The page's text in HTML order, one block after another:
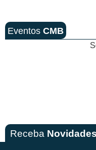
Eventos CMB
Receba